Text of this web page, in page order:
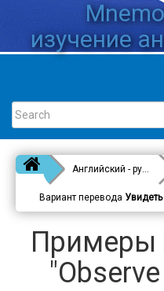
изучение
Английский - русский
Вариант перевода Увидеть
Примеры